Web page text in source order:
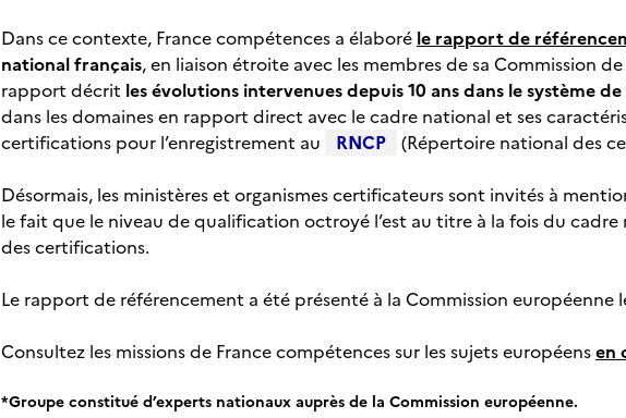
Dans ce contexte, France compétences a élaboré le rapport de
national français, en liaison étroite avec les membres de sa Commission
rapport décrit les évolutions intervenues depuis 10 ans dans le système
dans les domaines en rapport direct avec le cadre national et ses
certifications pour l’enregistrement au
RNCP (Répertoire national des
Désormais, les ministères et organismes certificateurs sont invités à
le fait que le niveau de qualification octroyé l’est au titre à la fois du
des certifications.
Le rapport de référencement a été présenté à la Commission européenne
Consultez les missions de France compétences sur les sujets européensen
*Groupe constitué d’experts nationaux auprès de la Commission européenne.